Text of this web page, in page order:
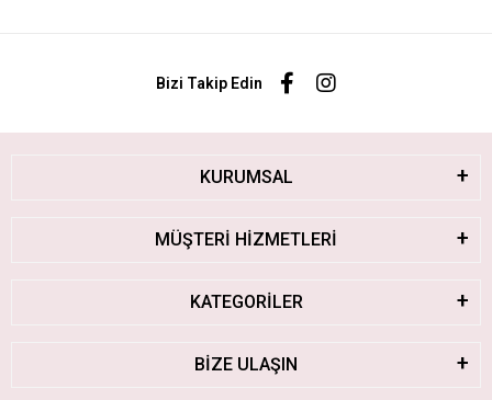
Bizi Takip Edin
KURUMSAL
MÜŞTERİ HİZMETLERİ
KATEGORİLER
BİZE ULAŞIN